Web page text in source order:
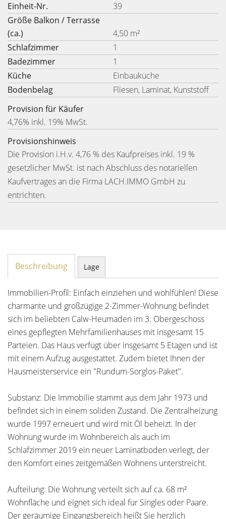
Einheit-Nr.
39
Größe Balkon / Terrasse
(ca.)
4,50 m²
Schlafzimmer
1
Badezimmer
1
Küche
Einbauküche
Bodenbelag
Fliesen, Laminat, Kunststoff
Provision für Käufer
4,76% inkl. 19% MwSt.
Provisionshinweis
Die Provision i.H.v. 4,76 % des Kaufpreises inkl. 19 %
gesetzlicher MwSt. ist nach Abschluss des notariellen
Kaufvertrages an die Firma LACH.IMMO GmbH zu
entrichten.
Beschreibung Lage
Immobilien-Profil: Einfach einziehen und wohlfühlen! Diese
charmante und großzügige 2-Zimmer-Wohnung befindet
sich im beliebten Calw-Heumaden im 3. Obergeschoss
eines gepflegten Mehrfamilienhauses mit insgesamt 15
Parteien. Das Haus verfügt über insgesamt 5 Etagen und ist
mit einem Aufzug ausgestattet. Zudem bietet Ihnen der
Hausmeisterservice ein "Rundum-Sorglos-Paket".
Substanz: Die Immobilie stammt aus dem Jahr 1973 und
befindet sich in einem soliden Zustand. Die Zentralheizung
wurde 1997 erneuert und wird mit Öl beheizt. In der
Wohnung wurde im Wohnbereich als auch im
Schlafzimmer 2019 ein neuer Laminatboden verlegt, der
den Komfort eines zeitgemäßen Wohnens unterstreicht.
Aufteilung: Die Wohnung verteilt sich auf ca. 68 m²
Wohnfläche und eignet sich ideal für Singles oder Paare.
Der geräumige Eingangsbereich heißt Sie herzlich